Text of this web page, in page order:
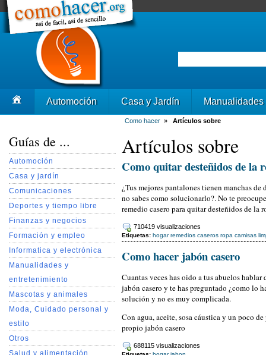
Automoción Casa y Jardín Manualidades
Como hacer » Artículos sobre
Guías de ...
Automoción
Casa y jardín
Comunicaciones
Deportes y tiempo libre
Finanzas y negocios
Formación y empleo
Informatica y electrónica
Manualidades y
entretenimiento
Mascotas y animales
Moda, Cuidado personal y
estilo
Otros
Salud y alimentación
Artículos sobre
Como quitar desteñidos de la
¿Tus mejores pantalones tienen manchas
no sabes como solucionarlo?. No te
remedio casero para quitar desteñidos de la
710419 visualizaciones
Etiquetas: hogar remedios caseros ropa camisas
Como hacer jabón casero
Cuantas veces has oido a tus abuelos
jabón casero y te has preguntado ¿como lo
solución y no es muy complicada.
Con agua, aceite, sosa cáustica y un poco
propio jabón casero
688115 visualizaciones